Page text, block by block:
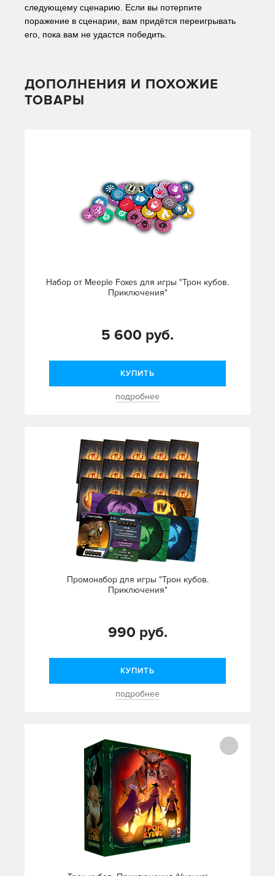
следующему сценарию. Если вы потерпите
поражение в сценарии, вам придётся переигрывать
его, пока вам не удастся победить.
ДОПОЛНЕНИЯ И ПОХОЖИЕ
ТОВАРЫ
Набор от Meeple Foxes для игры "Трон кубов.
Приключения"
5 600 руб.
КУПИТЬ
подробнее
Промонабор для игры "Трон кубов.
Приключения"
990 руб.
КУПИТЬ
подробнее